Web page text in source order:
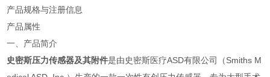
产品规格与注册信息
产品属性
一、产品简介
史密斯压力传感器及其附件是由史密斯医疗ASD有限公司（Smiths M